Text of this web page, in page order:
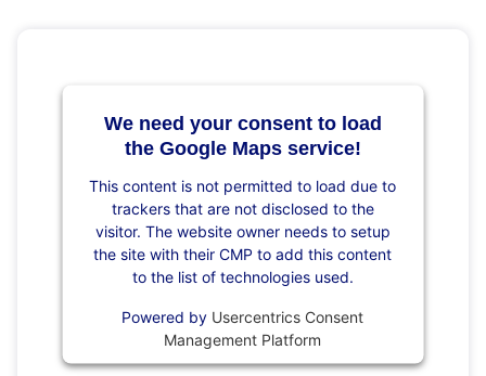
We need your consent to load
the Google Maps service!
This content is not permitted to load due to
trackers that are not disclosed to the
visitor. The website owner needs to setup
the site with their CMP to add this content
to the list of technologies used.
Powered by Usercentrics Consent
Management Platform